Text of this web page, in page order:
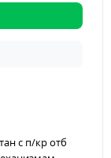
с п/кр отб